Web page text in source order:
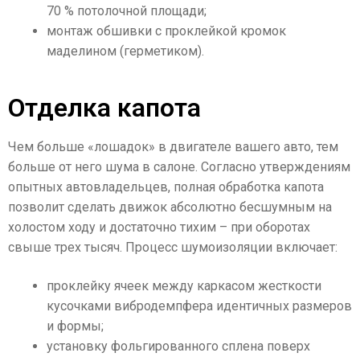
70 % потолочной площади;
монтаж обшивки с проклейкой кромок
маделином (герметиком).
Отделка капота
Чем больше «лошадок» в двигателе вашего авто, тем
больше от него шума в салоне. Согласно утверждениям
опытных автовладельцев, полная обработка капота
позволит сделать движок абсолютно бесшумным на
холостом ходу и достаточно тихим – при оборотах
свыше трех тысяч. Процесс шумоизоляции включает:
проклейку ячеек между каркасом жесткости
кусочками вибродемпфера идентичных размеров
и формы;
установку фольгированного сплена поверх